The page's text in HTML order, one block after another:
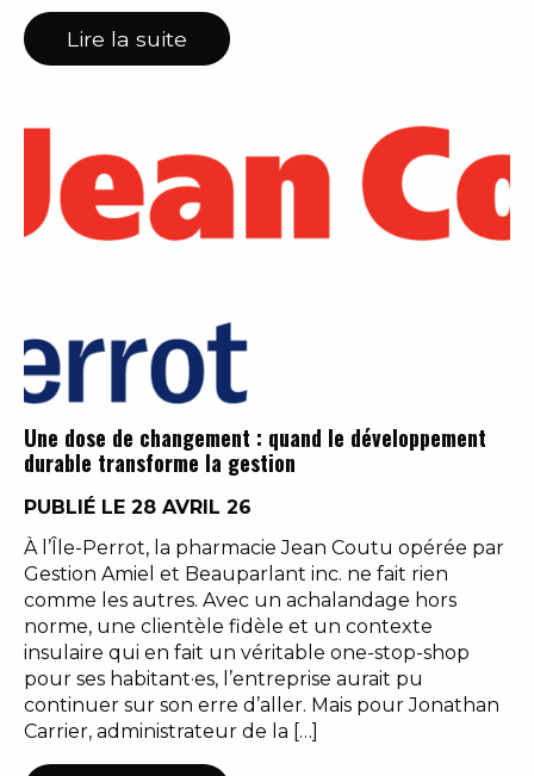
Lire la suite
Une dose de changement : quand le développement
durable transforme la gestion
PUBLIÉ LE 28 AVRIL 26
À l’Île-Perrot, la pharmacie Jean Coutu opérée par
Gestion Amiel et Beauparlant inc. ne fait rien
comme les autres. Avec un achalandage hors
norme, une clientèle fidèle et un contexte
insulaire qui en fait un véritable one-stop-shop
pour ses habitant·es, l’entreprise aurait pu
continuer sur son erre d’aller. Mais pour Jonathan
Carrier, administrateur de la […]